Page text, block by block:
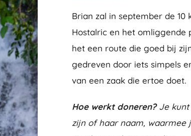
Brian zal in september de
Hostalric en het omliggende
het een route die goed bij
gedreven door iets simpels
van een zaak die ertoe doet.
Hoe werkt doneren?Je kunt
zijn of haar naam,